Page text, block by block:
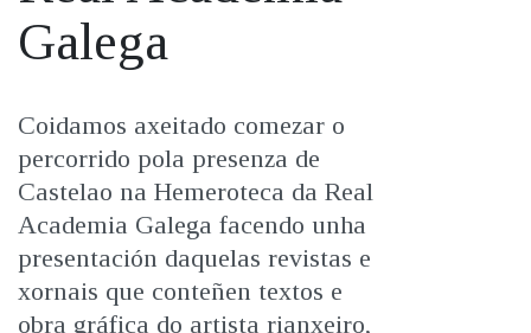
IDENTIDADE CORPORATIVA
Facebook
TwitterYoutube
Galega
07/01/2025
Coidamos axeitado comezar o
percorrido pola presenza de
Castelao na Hemeroteca da Real
Academia Galega facendo unha
presentación daquelas revistas e
xornais que conteñen textos e
obra gráfica do artista rianxeiro,